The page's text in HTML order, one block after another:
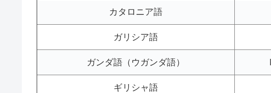
カタロニア語
ガリシア語
ガンダ語（ウガンダ語）
ギリシャ語